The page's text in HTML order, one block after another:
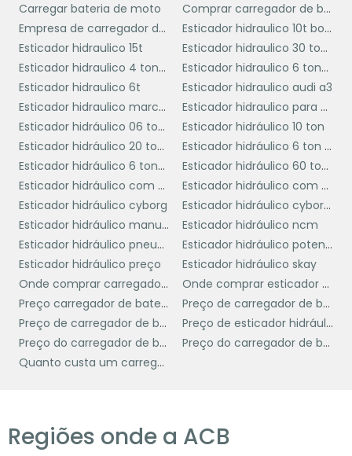
Finalmente, a
eficiência operacional é
aprimorada com o uso do esticador
hidráulico manual. A facilidade de uso e a
capacidade de aplicar força significativa
com pouco esforço físico permitem que as
operações sejam realizadas de forma mais
rápida e eficaz, aumentando a produtividade
e reduzindo o tempo de inatividade.
COMO ESCOLHER O
ESTICADOR HIDRÁULICO
MANUAL IDEAL
Escolher o esticador hidráulico manual
ideal é fundamental para garantir que as
operações de tensionamento sejam
realizadas com eficiência e segurança. O
primeiro passo é considerar a
capacidade de
do equipamento, que deve ser
que será tensionado e a força necessária
para garantir que o esticador seja capaz de
Carregar bateria de moto
Comprar carregador de bateria de carro
Empresa de carregador de bateria portátil
Esticador hidraulico 10t bovenau
Esticador hidraulico 15t
Esticador hidraulico 30 toneladas
Esticador hidraulico 4 toneladas
Esticador hidraulico 6 toneladas
Esticador hidraulico 6t
Esticador hidraulico audi a3
Esticador hidraulico marcon 10t
Esticador hidraulico para cambagem
Esticador hidráulico 06 ton ribeiro
Esticador hidráulico 10 ton
Esticador hidráulico 20 toneladas
Esticador hidráulico 6 ton bovenau
Esticador hidráulico 6 toneladas marcon
Esticador hidráulico 60 toneladas
Esticador hidráulico com cunha
Esticador hidráulico com manômetro
Esticador hidráulico cyborg
Esticador hidráulico cyborg usado
Esticador hidráulico manual
Esticador hidráulico ncm
Esticador hidráulico pneumático
Esticador hidráulico potente brasil
Esticador hidráulico preço
Esticador hidráulico skay
Onde comprar carregador de bateria portátil
Onde comprar esticador hidráulico
Preço carregador de bateria
Preço de carregador de bateria de carro
Preço de carregador de bateria portátil
Preço de esticador hidráulico
Preço do carregador de bateria
Preço do carregador de bateria de carro
Quanto custa um carregador de bateria
Regiões onde a ACB